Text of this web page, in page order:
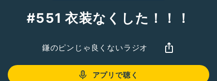
#551 衣装なくした！！！
鎌のピンじゃ良くないラジオ
アプリで聴く